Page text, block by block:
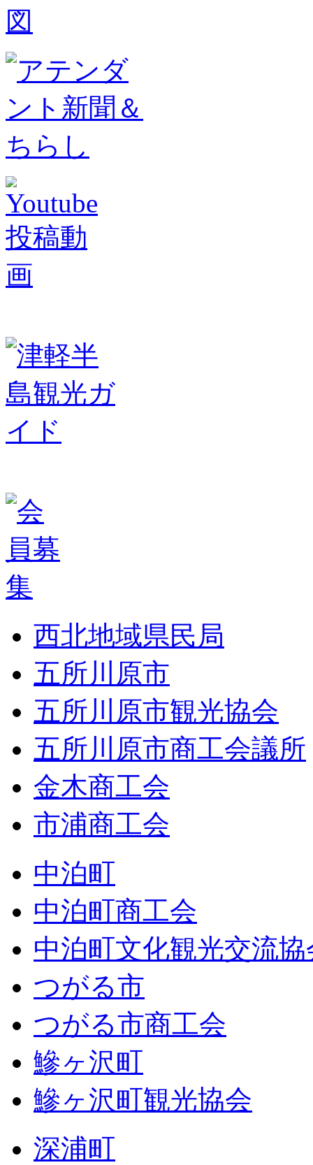
西北地域県民局
五所川原市
五所川原市観光協会
五所川原市商工会議所
金木商工会
市浦商工会
中泊町
中泊町商工会
中泊町文化観光交流協
つがる市
つがる市商工会
鰺ヶ沢町
鰺ヶ沢町観光協会
深浦町